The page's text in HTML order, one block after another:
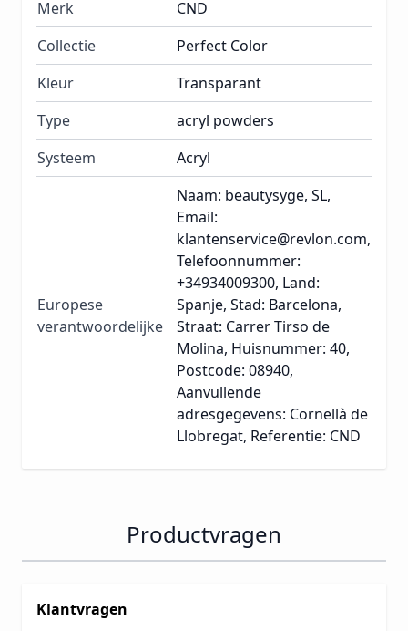
Merk
CND
Collectie
Perfect Color
Kleur
Transparant
Type
acryl powders
Systeem
Acryl
Europese
verantwoordelijke
Naam: beautysyge, SL,
Email:
klantenservice@revlon.com,
Telefoonnummer:
+34934009300, Land:
Spanje, Stad: Barcelona,
Straat: Carrer Tirso de
Molina, Huisnummer: 40,
Postcode: 08940,
Aanvullende
adresgegevens: Cornellà de
Llobregat, Referentie: CND
Productvragen
Klantvragen